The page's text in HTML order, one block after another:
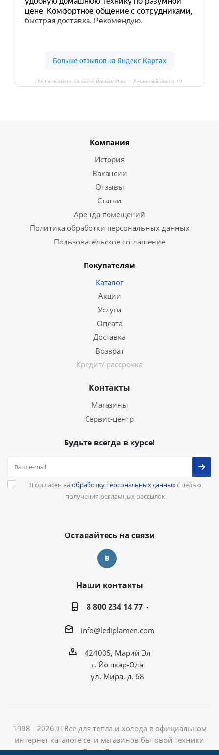
Лед и пламень на карте Йошкар‑Олы — Ленинский просп.,19
Компания
История
Вакансии
Отзывы
Статьи
Аренда помещений
Политика обработки персональных данных
Пользовательское соглашение
Покупателям
Каталог
Акции
Услуги
Оплата
Доставка
Возврат
Кредит/ рассрочка
Контакты
Магазины
Сервис-центр
Будьте всегда в курсе!
Я согласен на обработку персональных данныхс целью
получения рекламных рассылок
Оставайтесь на связи
Наши контакты
8 800 234 14 77
info@lediplamen.com
424005, Марий Эл
г. Йошкар-Ола
ул. Мира, д. 68
1998 - 2026 © Всё для тепла и холода в официальном
интернет каталоге сети магазинов бытовой техники
«Лед и Пламень»